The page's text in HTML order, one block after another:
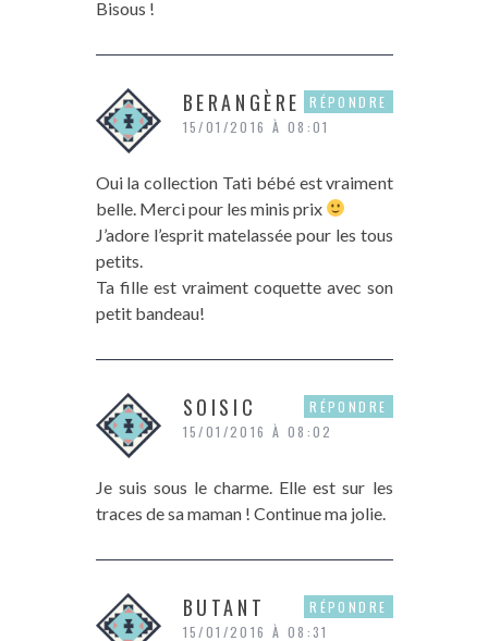
Bisous !
BERANGÈRE
15/01/2016 À 08:01
Oui la collection Tati bébé est vraiment
belle. Merci pour les minis prix
J’adore l’esprit matelassée pour les tous
petits.
Ta fille est vraiment coquette avec son
petit bandeau!
RÉPONDRE
SOISIC
15/01/2016 À 08:02
Je suis sous le charme. Elle est sur les
traces de sa maman ! Continue ma jolie.
RÉPONDRE
BUTANT
15/01/2016 À 08:31
RÉPONDRE